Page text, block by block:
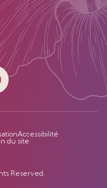
Accessibilité
du site
Reserved.